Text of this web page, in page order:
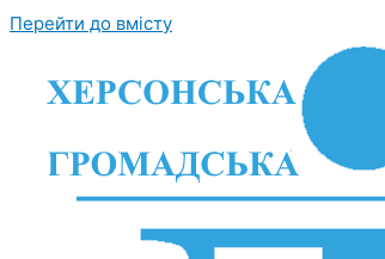
Перейти до вмісту